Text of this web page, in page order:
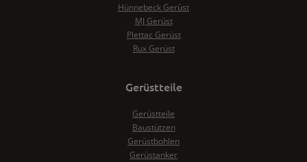
Hünnebeck Gerüst
MJ Gerüst
Plettac Gerüst
Rux Gerüst
Gerüstteile
Gerüstteile
Baustützen
Gerüstbohlen
Gerüstanker